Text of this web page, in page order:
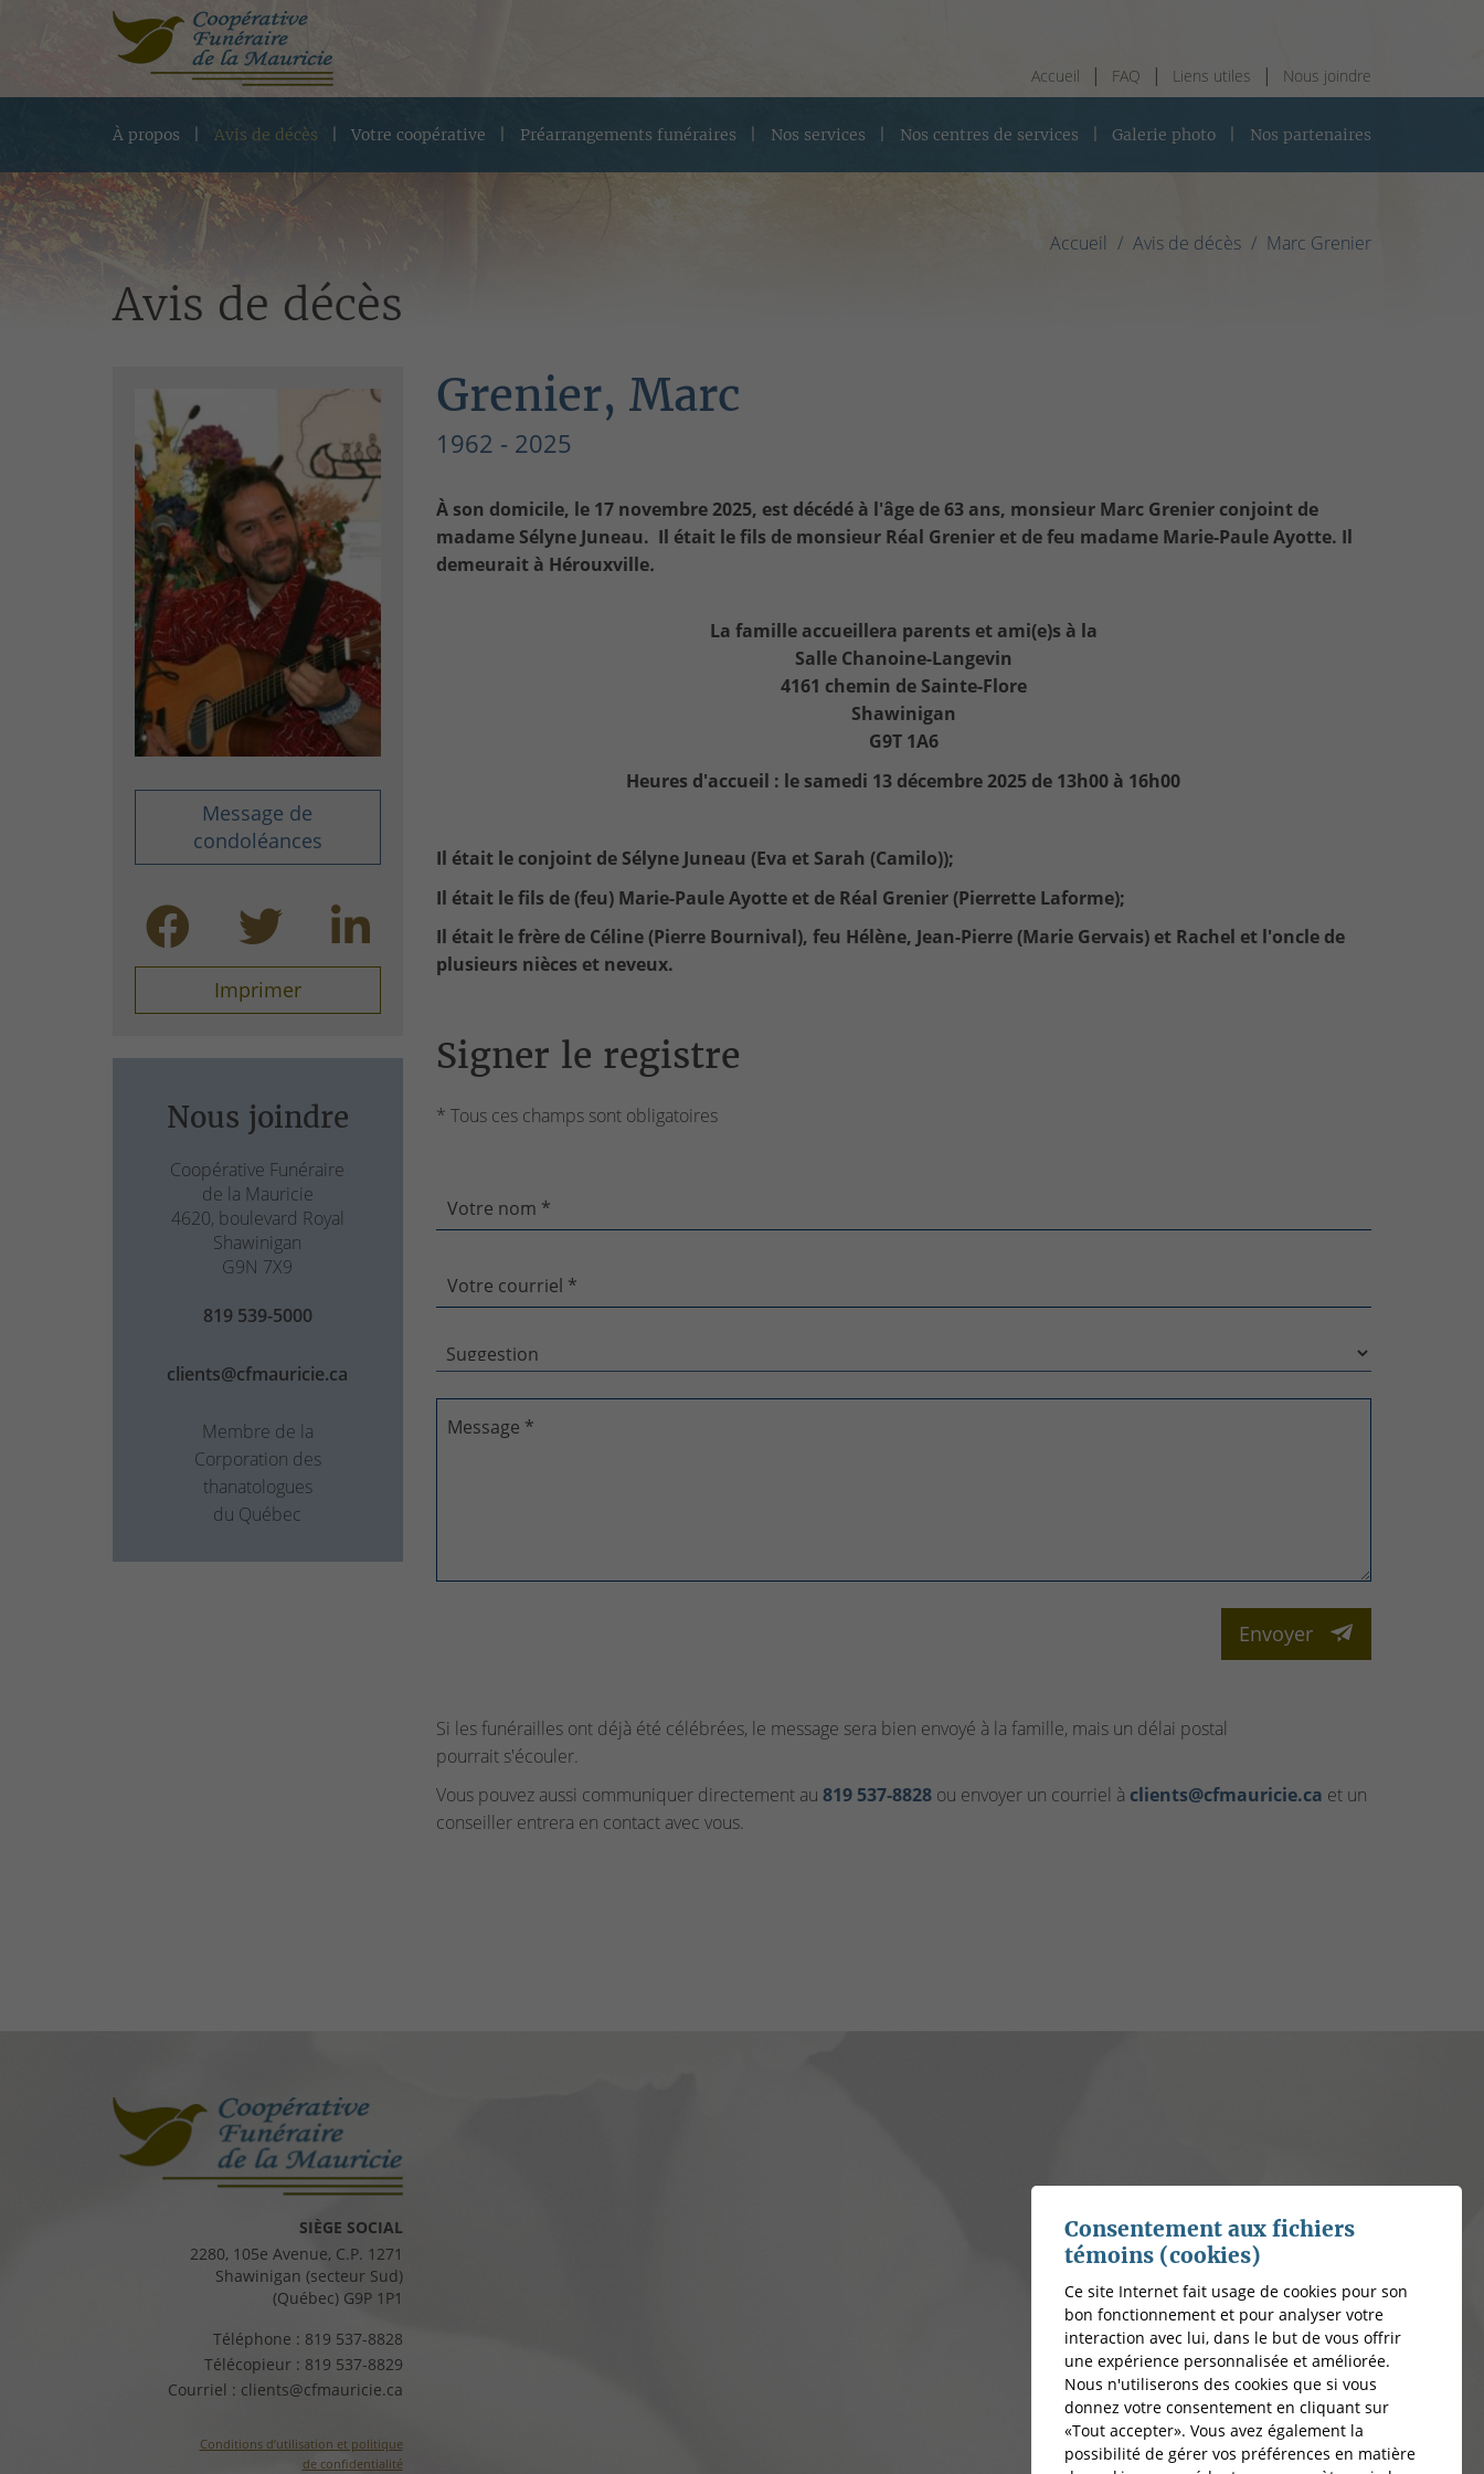
Accueil FAQ Liens utiles Nous joindre
À propos Avis de décès Votre coopérative Préarrangements funéraires Nos services Nos centres de services Galerie photo Nos partenaires
Accueil Avis de décès Marc Grenier
Avis de décès
Message de
condoléances
Imprimer
Nous joindre
Coopérative Funéraire
de la Mauricie
4620, boulevard Royal
Shawinigan
G9N 7X9
819 539-5000
clients@cfmauricie.ca
Membre de la
Corporation des
thanatologues
du Québec
Grenier, Marc
1962 - 2025
À son domicile, le 17 novembre 2025, est décédé à l'âge de 63 ans, monsieur Marc Grenier conjoint de
madame Sélyne Juneau. Il était le fils de monsieur Réal Grenier et de feu madame Marie-Paule Ayotte. Il
demeurait à Hérouxville.
La famille accueillera parents et ami(e)s à la
Salle Chanoine-Langevin
4161 chemin de Sainte-Flore
Shawinigan
G9T 1A6
Heures d'accueil : le samedi 13 décembre 2025 de 13h00 à 16h00
Il était le conjoint de Sélyne Juneau (Eva et Sarah (Camilo));
Il était le fils de (feu) Marie-Paule Ayotte et de Réal Grenier (Pierrette Laforme);
Il était le frère de Céline (Pierre Bournival), feu Hélène, Jean-Pierre (Marie Gervais) et Rachel et l'oncle de
plusieurs nièces et neveux.
Signer le registre
* Tous ces champs sont obligatoires
Votre nom *
Votre courriel *
Message *
Envoyer
Si les funérailles ont déjà été célébrées, le message sera bien envoyé à la famille, mais un délai postal
pourrait s'écouler.
Vous pouvez aussi communiquer directement au 819 537‑8828ou envoyer un courriel à clients@cfmauricie.ca et un
conseiller entrera en contact avec vous.
SIÈGE SOCIAL
2280, 105e Avenue, C.P. 1271
Shawinigan (secteur Sud)
(Québec) G9P 1P1
Téléphone : 819 537-8828
Télécopieur : 819 537-8829
Courriel : clients@cfmauricie.ca
Conditions d’utilisation et politique
de confidentialité
Consentement aux fichiers
témoins (cookies)
Ce site Internet fait usage de cookies pour son
bon fonctionnement et pour analyser votre
interaction avec lui, dans le but de vous offrir
une expérience personnalisée et améliorée.
Nous n'utiliserons des cookies que si vous
donnez votre consentement en cliquant sur
«Tout accepter». Vous avez également la
possibilité de gérer vos préférences en matière